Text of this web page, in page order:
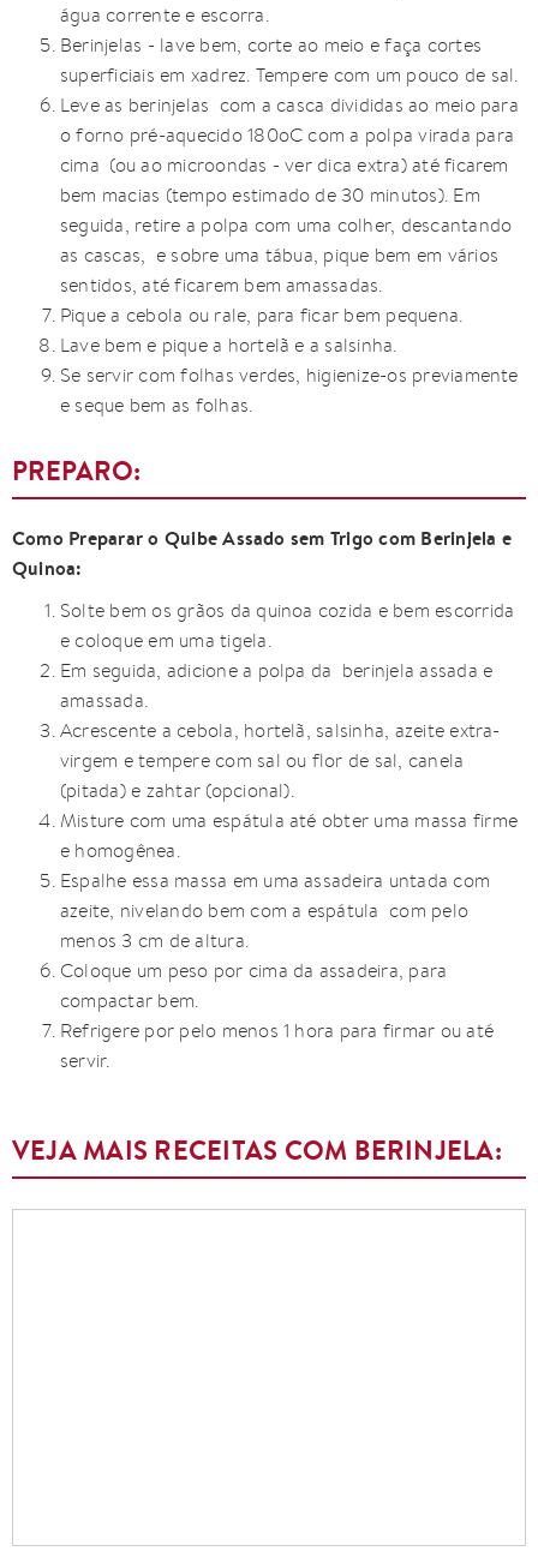
água corrente e escorra.
Berinjelas - lave bem, corte ao meio e faça cortes
superficiais em xadrez. Tempere com um pouco de sal.
Leve as berinjelas com a casca divididas ao meio para
o forno pré-aquecido 180oC com a polpa virada para
cima (ou ao microondas - ver dica extra) até ficarem
bem macias (tempo estimado de 30 minutos). Em
seguida, retire a polpa com uma colher, descantando
as cascas, e sobre uma tábua, pique bem em vários
sentidos, até ficarem bem amassadas.
Pique a cebola ou rale, para ficar bem pequena.
Lave bem e pique a hortelã e a salsinha.
Se servir com folhas verdes, higienize-os previamente
e seque bem as folhas.
PREPARO:
Como Preparar o Quibe Assado sem Trigo com Berinjela e
Quinoa:
Solte bem os grãos da quinoa cozida e bem escorrida
e coloque em uma tigela.
Em seguida, adicione a polpa da berinjela assada e
amassada.
Acrescente a cebola, hortelã, salsinha, azeite extra-
virgem e tempere com sal ou flor de sal, canela
(pitada) e zahtar (opcional).
Misture com uma espátula até obter uma massa firme
e homogênea.
Espalhe essa massa em uma assadeira untada com
azeite, nivelando bem com a espátula com pelo
menos 3 cm de altura.
Coloque um peso por cima da assadeira, para
compactar bem.
Refrigere por pelo menos 1 hora para firmar ou até
servir.
VEJA MAIS RECEITAS COM BERINJELA: